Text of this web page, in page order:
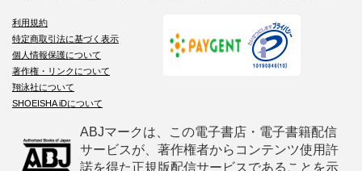
利用規約
特定商取引法に基づく表示
個人情報保護について
著作権・リンクについて
翔泳社について
SHOEISHA iDについて
ABJマークは、この電子書店・電子書籍配信
サービスが、著作権者からコンテンツ使用許
諾を得た正規版配信サービスであることを示